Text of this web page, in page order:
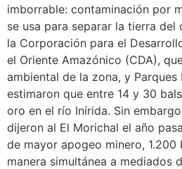
imborrable: contaminación por
se usa para separar la tierra del
la Corporación para el
el Oriente Amazónico (CDA),
ambiental de la zona, y Parques
estimaron que entre 14 y 30
oro en el río Inírida. Sin
dijeron al El Morichal el año
de mayor apogeo minero,
manera simultánea a mediados